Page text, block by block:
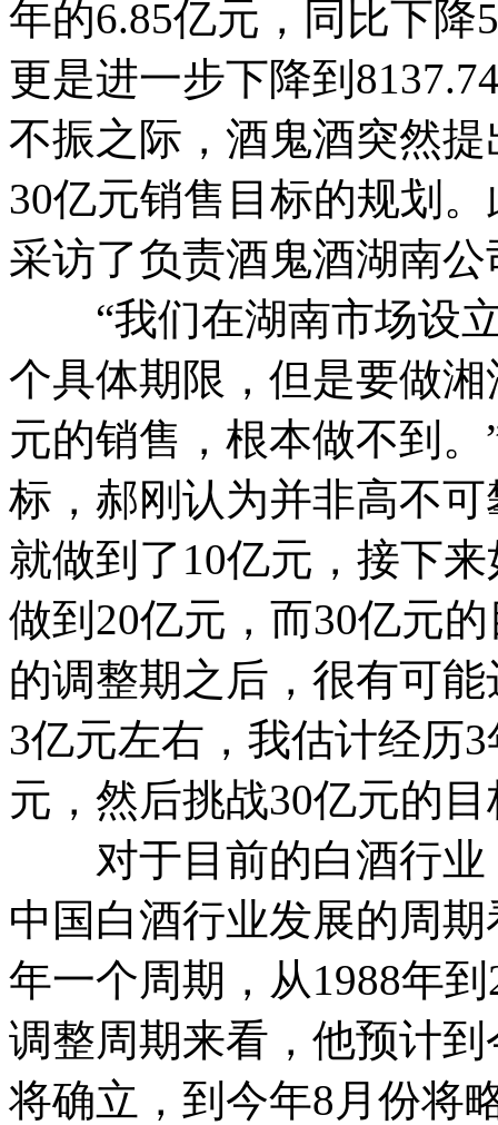
年的6.85亿元，同比下降
更是进一步下降到
不振之际，酒鬼酒突然
30亿元销售目标的规划
采访了负责酒鬼酒湖南
“我们在湖南市场设立
个具体期限，但是要做
元的销售，根本做不到
标，郝刚认为并非高不
就做到了10亿元，接下
做到20亿元，而30亿元
的调整期之后，很有可
3亿元左右，我估计经历
元，然后挑战30亿元的
对于目前的白酒行业
中国白酒行业发展的周
年一个周期，从1988年
调整周期来看，他预计
将确立，到今年8月份将